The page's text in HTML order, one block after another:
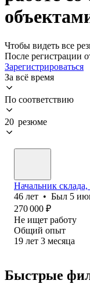
Чтобы видеть все
После регистрации
Зарегистрироваться
За всё время
По соответствию
20 резюме
Начальник склада,
46 лет • Был 5
270 000 ₽
Не ищет работу
Общий опыт
19 лет 3 месяца
Быстрые